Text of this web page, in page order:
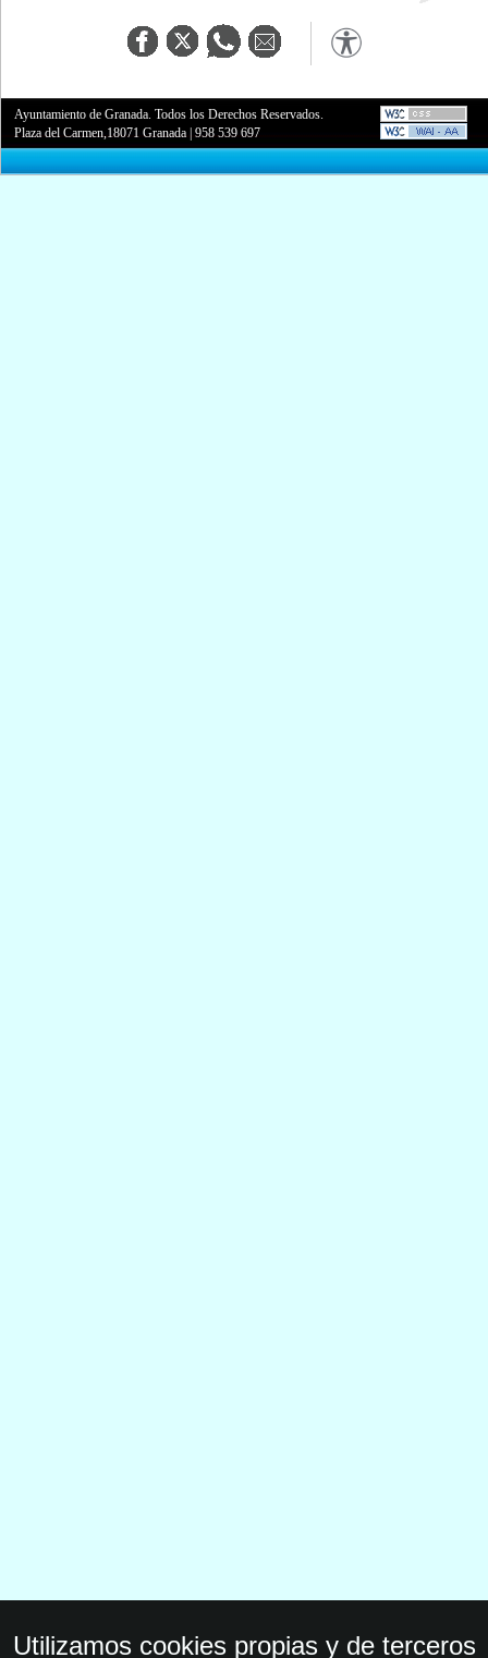
Ayuntamiento de Granada. Todos los Derechos Reservados.
Plaza del Carmen,18071 Granada |958 539 697
Utilizamos cookies propias y de terceros